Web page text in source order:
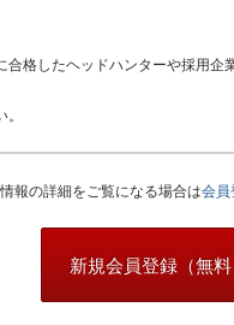
格したヘッドハンターや採用
報の詳細をご覧になる場合は会員
新規会員登録（無料